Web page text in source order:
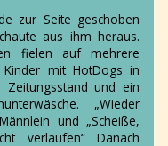
zur Seite geschoben
aus ihm heraus.
fielen auf mehrere
Kinder mit HotDogs in
Zeitungsstand und ein
„Wieder
und „Scheiße,
verlaufen“ Danach